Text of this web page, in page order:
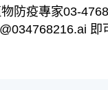
防疫專家03-
即